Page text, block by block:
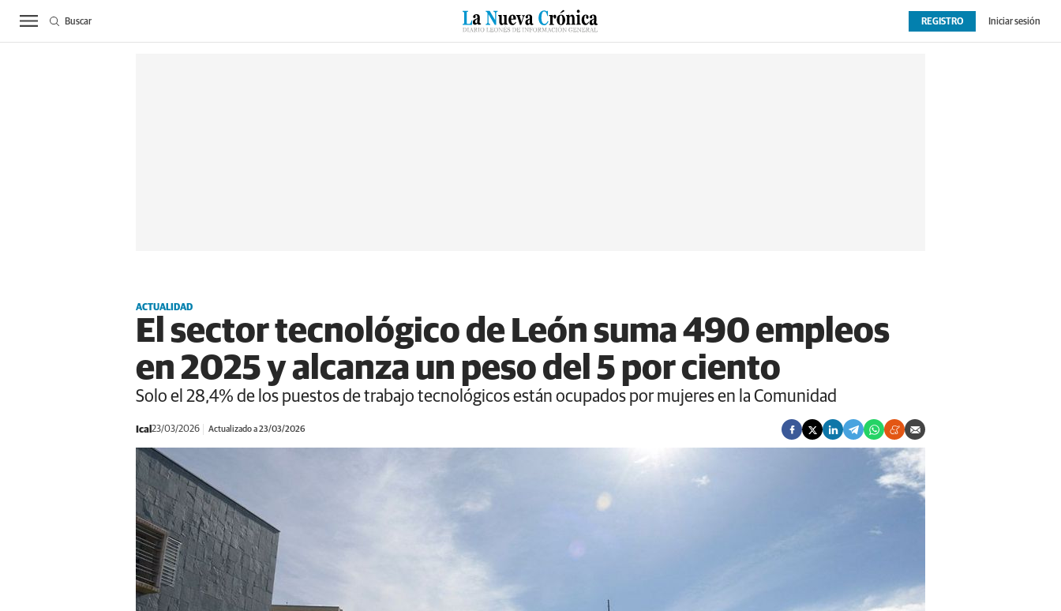
ACTUALIDAD BIERZO SUCESOS CULTURAS ESPECIALES DEPORTES OPINIÓN EXTRAS
REGISTRO Iniciar sesión
Buscar
ACTUALIDAD
El sector tecnológico de León suma 490 empleos
en 2025 y alcanza un peso del 5 por ciento
Solo el 28,4% de los puestos de trabajo tecnológicos están ocupados por mujeres en la Comunidad
Ical 23/03/2026 Actualizado a 23/03/2026